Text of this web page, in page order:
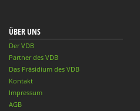
ÜBER UNS
Der VDB
Partner des VDB
Das Präsidium des VDB
Kontakt
Impressum
AGB